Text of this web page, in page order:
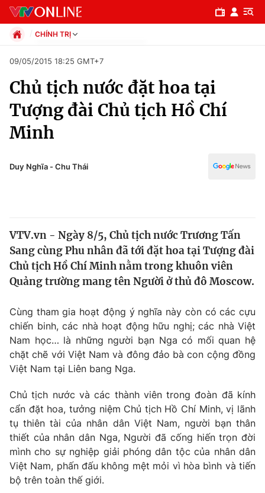
Chuyên mục
Chính trị
Thế giới
Tin tức
Câu chuyện quốc tế
Kinh tế
Tài chính
Thị trường
Góc doanh nghiệp
Dữ liệu và đời sống
Truyền hình
Hậu trường
Nhân vật
Khán giả
Giải sao mai
Giải trí
Điện ảnh
Âm nhạc
Sao
Đời sống
Du lịch
Làm đẹp
Giáo dục
Tuyển sinh
CHÍNH TRỊ
Xã hội
Pháp luật
Kinh tế
Thể thao
Truyền hình
09/05/2015 18:25 GMT+7
Chủ tịch nước đặt hoa tại
Tượng đài Chủ tịch Hồ Chí
Minh
Duy Nghĩa - Chu Thái
VTV.vn - Ngày 8/5, Chủ tịch nước Trương Tấn
Sang cùng Phu nhân đã tới đặt hoa tại Tượng đài
Chủ tịch Hồ Chí Minh nằm trong khuôn viên
Quảng trường mang tên Người ở thủ đô Moscow.
Cùng tham gia hoạt động ý nghĩa này còn có các cựu
chiến binh, các nhà hoạt động hữu nghị; các nhà Việt
Nam học… là những người bạn Nga có mối quan hệ
chặt chẽ với Việt Nam và đông đảo bà con cộng đồng
Việt Nam tại Liên bang Nga.
Chủ tịch nước và các thành viên trong đoàn đã kính
cẩn đặt hoa, tưởng niệm Chủ tịch Hồ Chí Minh, vị lãnh
tụ thiên tài của nhân dân Việt Nam, người bạn thân
thiết của nhân dân Nga, Người đã cống hiến trọn đời
mình cho sự nghiệp giải phóng dân tộc của nhân dân
Việt Nam, phấn đấu không mệt mỏi vì hòa bình và tiến
bộ trên toàn thế giới.